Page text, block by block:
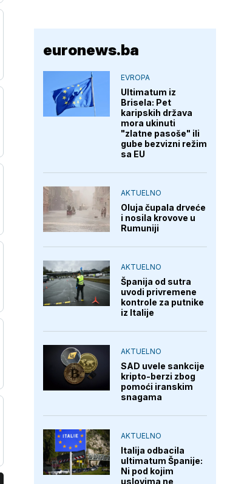
euronews.ba
EVROPA
Ultimatum iz
Brisela: Pet
karipskih država
mora ukinuti
"zlatne pasoše" ili
gube bezvizni režim
sa EU
AKTUELNO
Oluja čupala drveće
i nosila krovove u
Rumuniji
AKTUELNO
Španija od sutra
uvodi privremene
kontrole za putnike
iz Italije
AKTUELNO
SAD uvele sankcije
kripto-berzi zbog
pomoći iranskim
snagama
AKTUELNO
Italija odbacila
ultimatum Španije:
Ni pod kojim
uslovima ne